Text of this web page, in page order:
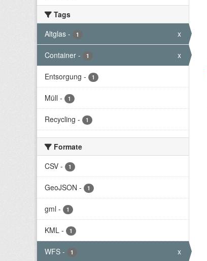
Tags
Altglas - 1 x
Container - 1 x
Entsorgung - 1
Müll - 1
Recycling - 1
Formate
CSV - 1
GeoJSON - 1
gml - 1
KML - 1
WFS - 1 x